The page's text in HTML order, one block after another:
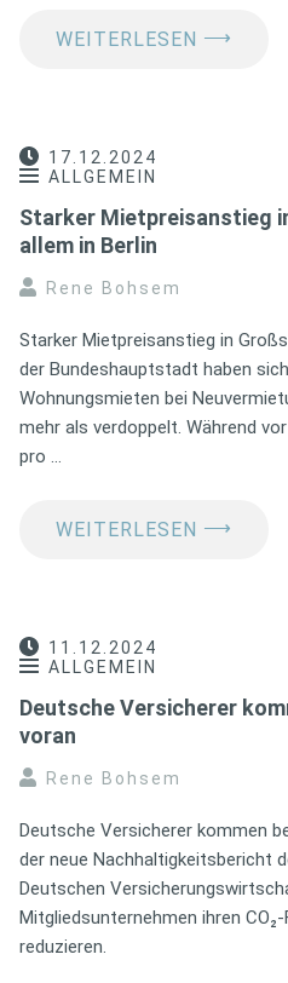
WEITERLESEN ⟶
17.12.2024
ALLGEMEIN
Starker Mietpreisanstieg
allem in Berlin
Rene Bohsem
Starker Mietpreisanstieg in
der Bundeshauptstadt haben
Wohnungsmieten bei
mehr als verdoppelt. Während
pro …
WEITERLESEN ⟶
11.12.2024
ALLGEMEIN
Deutsche Versicherer
voran
Rene Bohsem
Deutsche Versicherer kommen
der neue Nachhaltigkeitsbericht
Deutschen
Mitgliedsunternehmen ihren
reduzieren.